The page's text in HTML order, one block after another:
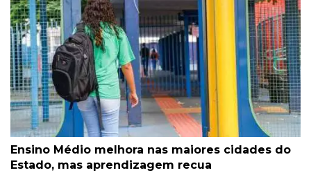
Ensino Médio melhora nas maiores cidades do
Estado, mas aprendizagem recua